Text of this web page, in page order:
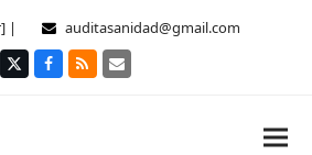
| auditasanidad@gmail.com
TwitterFacebook
RSS Correo